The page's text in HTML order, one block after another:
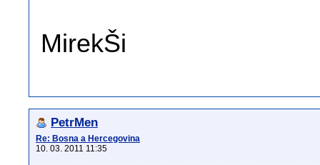
MirekŠi
PetrMen
Re: Bosna a Hercegovina
10. 03. 2011 11:35